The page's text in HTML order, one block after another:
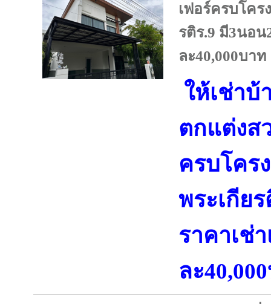
เฟอร์ครบโคร
รติร.9 มี3นอน
ละ40,000บาท
ให้เช่าบ้
ตกแต่งส
ครบโคร
พระเกีย
ราคาเช่
ละ